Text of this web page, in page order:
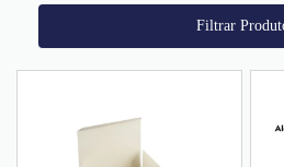
Filtrar